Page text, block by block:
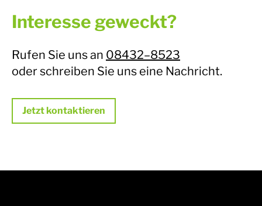
Interesse geweckt?
Rufen Sie uns an 08432–8523
oderschreiben Sie uns eine Nachricht.
Jetzt kontaktieren